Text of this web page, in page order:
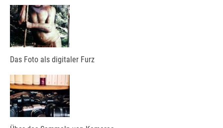
Das Foto als digitaler Furz